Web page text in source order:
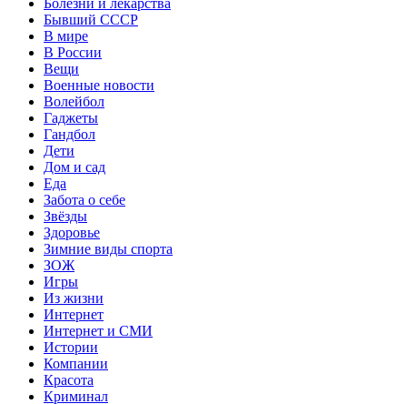
Болезни и лекарства
Бывший СССР
В мире
В России
Вещи
Военные новости
Волейбол
Гаджеты
Гандбол
Дети
Дом и сад
Еда
Забота о себе
Звёзды
Здоровье
Зимние виды спорта
ЗОЖ
Игры
Из жизни
Интернет
Интернет и СМИ
Истории
Компании
Красота
Криминал